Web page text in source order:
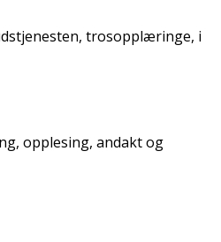
trosopplæringe, i
opplesing, andakt og